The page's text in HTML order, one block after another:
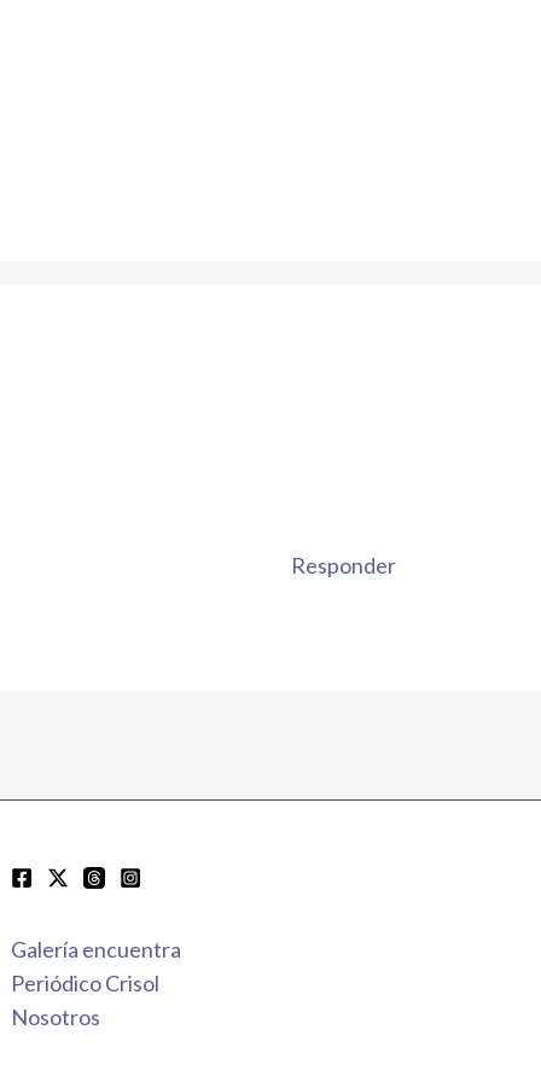
Responder
Galería encuentra
Periódico Crisol
Nosotros